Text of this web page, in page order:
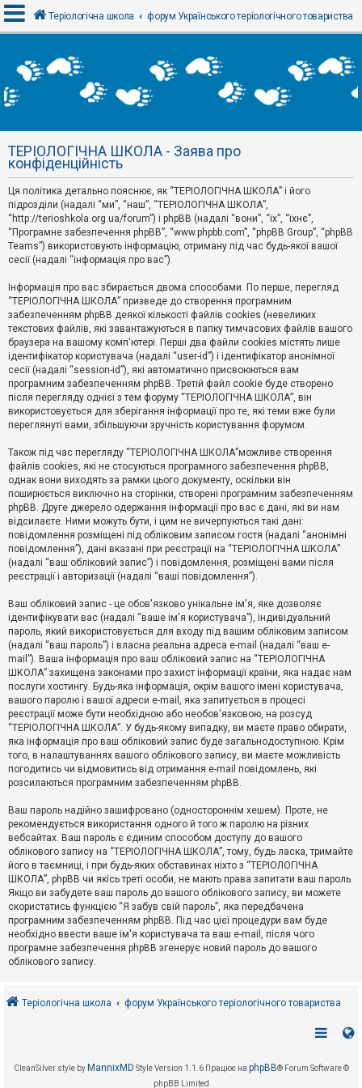
х
і
Р
е
с
т
р
а
ц
і
я
Т
е
м
и
б
е
з
в
і
д
о
і
д
е
й
А
т
и
в
е
м
и
П
о
ш
у
Д
о
м
о
г
Теріологічна школа форум Українського теріологічного товариства
ТЕРІОЛОГІЧНА ШКОЛА - Заява про
конфіденційність
Ця політика детально пояснює, як “ТЕРІОЛОГІЧНА ШКОЛА” і його
підрозділи (надалі “ми”, “наш”, “ТЕРІОЛОГІЧНА ШКОЛА”,
“http://terioshkola.org.ua/forum”) і phpBB (надалі “вони”, “їх”, “їхнє”,
“Програмне забезпечення phpBB”, “www.phpbb.com”, “phpBB Group”, “phpBB
Teams”) використовують інформацію, отриману під час будь-якої вашої
сесії (надалі “інформація про вас”).
Інформація про вас збирається двома способами. По перше, перегляд
“ТЕРІОЛОГІЧНА ШКОЛА” призведе до створення програмним
забезпеченням phpBB деякої кількості файлів cookies (невеликих
текстових файлів, які завантажуються в папку тимчасових файлів вашого
браузера на вашому комп'ютері. Перші два файли cookies містять лише
ідентифікатор користувача (надалі “user-id”) і ідентифікатор анонімної
сесії (надалі “session-id”), які автоматично присвоюються вам
програмним забезпеченням phpBB. Третій файл cookie буде створено
після перегляду однієї з тем форуму “ТЕРІОЛОГІЧНА ШКОЛА”, він
використовується для зберігання інформації про те, які теми вже були
переглянуті вами, збільшуючи зручність користування форумом.
Також під час перегляду “ТЕРІОЛОГІЧНА ШКОЛА”можливе створення
файлів cookies, які не стосуються програмного забезпечення phpBB,
однак вони виходять за рамки цього документу, оскільки він
поширюється виключно на сторінки, створені програмним забезпеченням
phpBB. Друге джерело одержання інформації про вас є дані, які ви нам
відсилаєте. Ними можуть бути, і цим не вичерпуються такі дані:
повідомлення розміщені під обліковим записом гостя (надалі “анонімні
повідомлення”), дані вказані при реєстрації на “ТЕРІОЛОГІЧНА ШКОЛА”
(надалі “ваш обліковий запис”) і повідомлення, розміщені вами після
реєстрації і авторизації (надалі “ваші повідомлення”).
Ваш обліковий запис - це обов'язково унікальне ім'я, яке дозволяє
ідентифікувати вас (надалі “ваше ім'я користувача”), індивідуальний
пароль, який використовується для входу під вашим обліковим записом
(надалі “ваш пароль”) і власна реальна адреса e-mail (надалі “ваш e-
mail”). Ваша інформація про ваш обліковий запис на “ТЕРІОЛОГІЧНА
ШКОЛА” захищена законами про захист інформації країни, яка надає нам
послуги хостингу. Будь-яка інформація, окрім вашого імені користувача,
вашого паролю і вашої адреси e-mail, яка запитується в процесі
реєстрації може бути необхідною або необов'язковою, на розсуд
“ТЕРІОЛОГІЧНА ШКОЛА”. У будь-якому випадку, ви маєте право обирати,
яка інформація про ваш обліковий запис буде загальнодоступною. Крім
того, в налаштуваннях вашого облікового запису, ви маєте можливість
погодитись чи відмовитись від отримання e-mail повідомлень, які
розсилаються програмним забезпеченням phpBB.
Ваш пароль надійно зашифровано (одностороннім хешем). Проте, не
рекомендується використання одного й того ж паролю на різних
вебсайтах. Ваш пароль є єдиним способом доступу до вашого
облікового запису на “ТЕРІОЛОГІЧНА ШКОЛА”, тому, будь ласка, тримайте
його в таємниці, і при будь-яких обставинах ніхто з “ТЕРІОЛОГІЧНА
ШКОЛА”, phpBB чи якісь треті особи, не мають права запитати ваш пароль.
Якщо ви забудете ваш пароль до вашого облікового запису, ви можете
скористатись функцією “Я забув свій пароль”, яка передбачена
програмним забезпеченням phpBB. Під час цієї процедури вам буде
необхідно ввести ваше ім'я користувача та ваш e-mail, після чого
програмне забезпечення phpBB згенерує новий пароль до вашого
облікового запису.
Теріологічна школа форум Українського теріологічного товариства
CleanSilver style by MannixMD Style Version 1.1.6 Працює на phpBB® Forum Software ©
phpBB Limited